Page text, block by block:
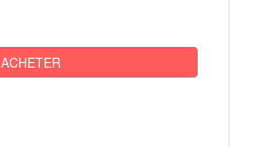
ACHETER